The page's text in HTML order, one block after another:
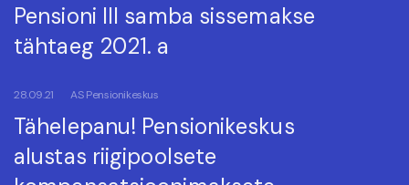
Pensioni III samba sissemakse
tähtaeg 2021. a
28.09.21 AS Pensionikeskus
Tähelepanu! Pensionikeskus
alustas riigipoolsete